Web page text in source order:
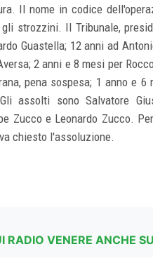
Il nome in codice
strozzini. Il Tribunale,
Guastella; 12 anni ad
2 anni e 8 mesi per
pena sospesa; 1 anno e
assolti sono Salvatore
Zucco e Leonardo Zucco.
chiesto l'assoluzione.
RADIO VENERE ANCHE